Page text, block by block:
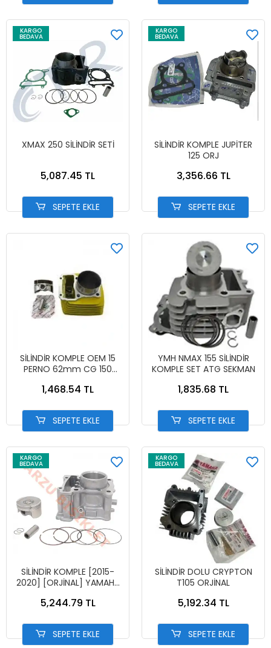
KARGO
BEDAVA
XMAX 250 SİLİNDİR SETİ
5,087.45 TL
SEPETE EKLE
KARGO
BEDAVA
SİLİNDİR KOMPLE JUPİTER
125 ORJ
3,356.66 TL
SEPETE EKLE
SİLİNDİR KOMPLE OEM 15
PERNO 62mm CG 150
1,468.54 TL
SEPETE EKLE
YMH NMAX 155 SİLİNDİR
KOMPLE SET ATG SEKMAN
1,835.68 TL
SEPETE EKLE
KARGO
BEDAVA
SİLİNDİR KOMPLE [2015-
2020] [ORJİNAL] YAMAHA
5,244.79 TL
SEPETE EKLE
KARGO
BEDAVA
SİLİNDİR DOLU CRYPTON
T105 ORJİNAL
5,192.34 TL
SEPETE EKLE